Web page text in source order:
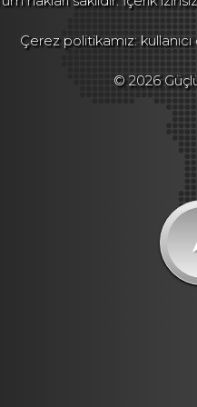
Çerez politikamız:
© 2026